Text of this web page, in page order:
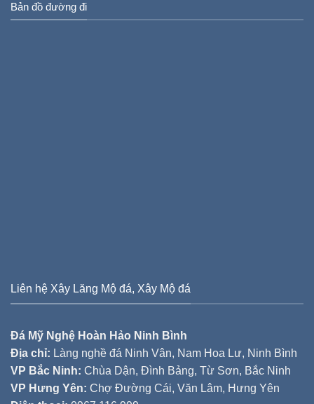
Bản đồ đường đi
Liên hệ Xây Lăng Mộ đá, Xây Mộ đá
Đá Mỹ Nghệ Hoàn Hảo Ninh Bình
Địa chỉ: Làng nghề đá Ninh Vân, Nam Hoa Lư, Ninh Bình
VP Bắc Ninh: Chùa Dận, Đình Bảng, Từ Sơn, Bắc Ninh
VP Hưng Yên: Chợ Đường Cái, Văn Lâm, Hưng Yên